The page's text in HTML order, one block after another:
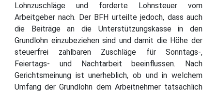
Lohnzuschläge und forderte Lohnsteuer vom
Arbeitgeber nach. Der BFH urteilte jedoch, dass auch
die Beiträge an die Unterstützungskasse in den
Grundlohn einzubeziehen sind und damit die Höhe der
steuerfrei zahlbaren Zuschläge für Sonntags-,
Feiertags- und Nachtarbeit beeinflussen. Nach
Gerichtsmeinung ist unerheblich, ob und in welchem
Umfang der Grundlohn dem Arbeitnehmer tatsächlich